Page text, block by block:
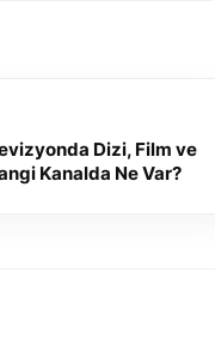
Dizi, Film ve
Kanalda Ne Var?